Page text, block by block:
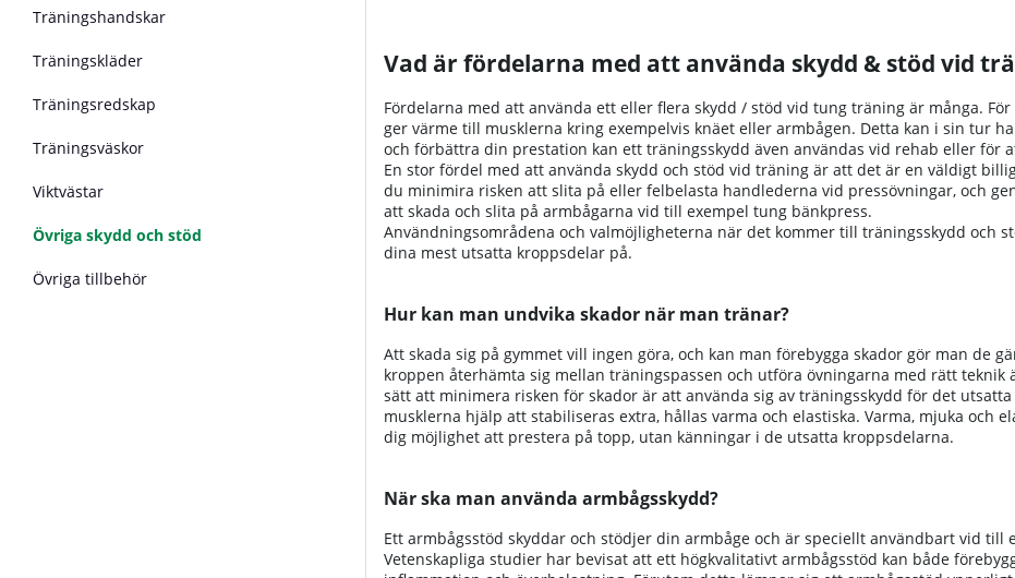
Träningshandskar
Träningskläder
Träningsredskap
Träningsväskor
Viktvästar
Övriga skydd och stöd
Övriga tillbehör
Vad är fördelarna med att använda skydd & stöd vid
Fördelarna med att använda ett eller flera skydd / stöd vid tung träning är många.
ger värme till musklerna kring exempelvis knäet eller armbågen. Detta kan i sin tur
och förbättra din prestation kan ett träningsskydd även användas vid rehab eller för
En stor fördel med att använda skydd och stöd vid träning är att det är en väldigt
du minimira risken att slita på eller felbelasta handlederna vid pressövningar, och
att skada och slita på armbågarna vid till exempel tung bänkpress.
Användningsområdena och valmöjligheterna när det kommer till träningsskydd och
dina mest utsatta kroppsdelar på.
Hur kan man undvika skador när man tränar?
Att skada sig på gymmet vill ingen göra, och kan man förebygga skador gör man de
kroppen återhämta sig mellan träningspassen och utföra övningarna med rätt
sätt att minimera risken för skador är att använda sig av träningsskydd för det
musklerna hjälp att stabiliseras extra, hållas varma och elastiska. Varma, mjuka och
dig möjlighet att prestera på topp, utan känningar i de utsatta kroppsdelarna.
När ska man använda armbågsskydd?
Ett armbågsstöd skyddar och stödjer din armbåge och är speciellt användbart vid
Vetenskapliga studier har bevisat att ett högkvalitativt armbågsstöd kan både